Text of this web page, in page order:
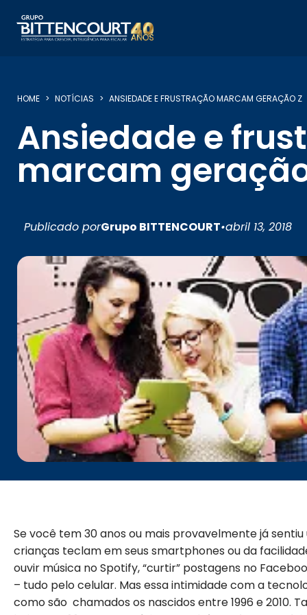
HOME NOTÍCIAS ANSIEDADE E FRUSTRAÇÃO MARCAM GERAÇÃO Z
Ansiedade e
marcam
Publicado porGrupo BITTENCOURT•abril 13, 2018
Se você tem 30 anos ou mais provavelmente já
crianças teclam em seus smartphones ou da
ouvir música no Spotify, “curtir” postagens no
– tudo pelo celular. Mas essa intimidade com a
como são chamados os nascidos entre 1996 e 2010.